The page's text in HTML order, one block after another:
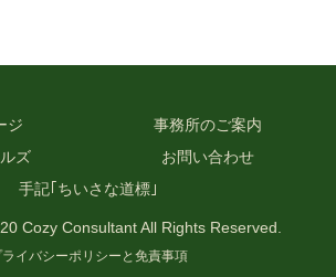
ジ
事務所のご案内
ズ
お問い合わせ
手記｢ちいさな道標｣
Cozy Consultant All Rights Reserved.
ライバシーポリシーと免責事項